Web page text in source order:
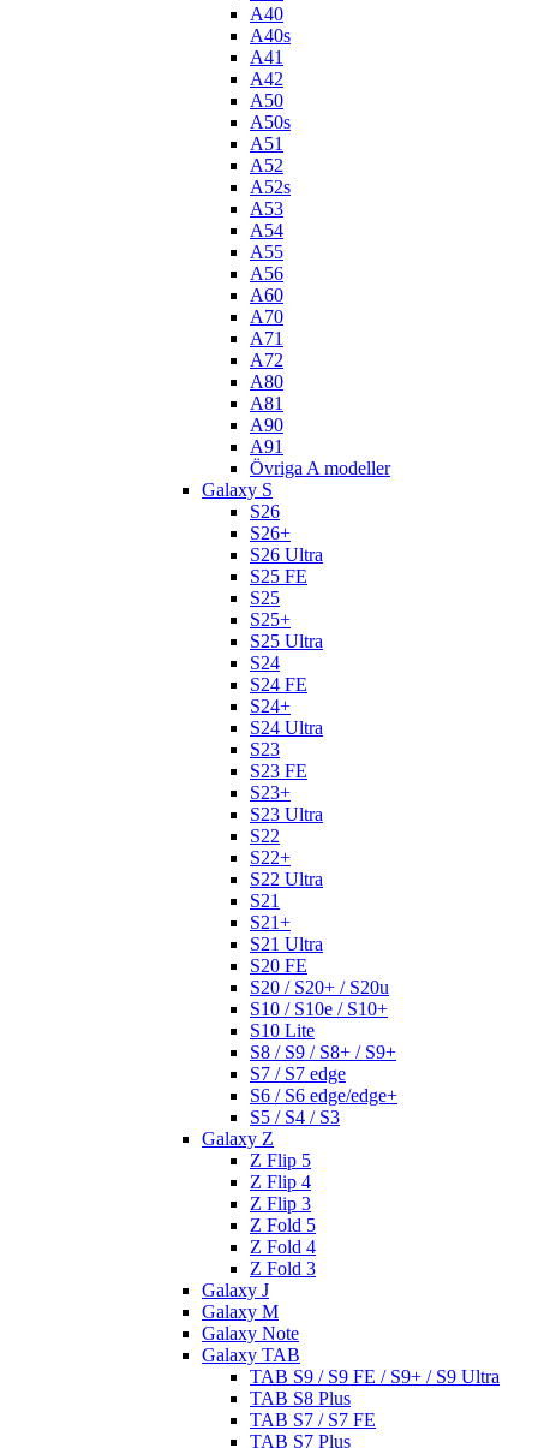
A40
A40s
A41
A42
A50
A50s
A51
A52
A52s
A53
A54
A55
A56
A60
A70
A71
A72
A80
A81
A90
A91
Övriga A modeller
Galaxy S
S26
S26+
S26 Ultra
S25 FE
S25
S25+
S25 Ultra
S24
S24 FE
S24+
S24 Ultra
S23
S23 FE
S23+
S23 Ultra
S22
S22+
S22 Ultra
S21
S21+
S21 Ultra
S20 FE
S20 / S20+ / S20u
S10 / S10e / S10+
S10 Lite
S8 / S9 / S8+ / S9+
S7 / S7 edge
S6 / S6 edge/edge+
S5 / S4 / S3
Galaxy Z
Z Flip 5
Z Flip 4
Z Flip 3
Z Fold 5
Z Fold 4
Z Fold 3
Galaxy J
Galaxy M
Galaxy Note
Galaxy TAB
TAB S9 / S9 FE / S9+ / S9 Ultra
TAB S8 Plus
TAB S7 / S7 FE
TAB S7 Plus